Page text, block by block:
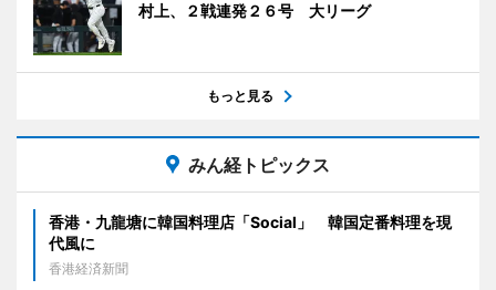
村上、２戦連発２６号 大リーグ
もっと見る
みん経トピックス
香港・九龍塘に韓国料理店「Social」 韓国定番料理を現
代風に
香港経済新聞